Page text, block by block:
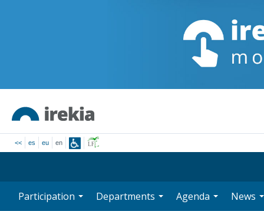
<< es eu en
Participation Departments Agenda News